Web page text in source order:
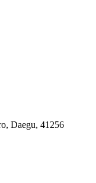
Daegu, 41256